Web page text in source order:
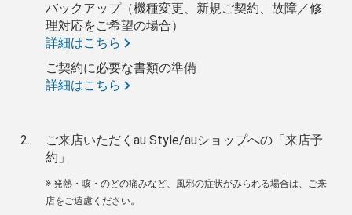
バックアップ（機種変更、新規ご契約、故障／修
理対応をご希望の場合）
詳細はこちら
ご契約に必要な書類の準備
詳細はこちら
ご来店いただくau Style/auショップへの「来店予
約」
※ 発熱・咳・のどの痛みなど、風邪の症状がみられる場合は、ご来
店をご遠慮ください。